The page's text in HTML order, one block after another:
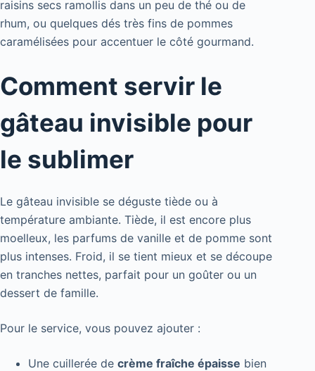
raisins secs ramollis dans un peu de thé ou de
rhum, ou quelques dés très fins de pommes
caramélisées pour accentuer le côté gourmand.
Comment servir le
gâteau invisible pour
le sublimer
Le gâteau invisible se déguste tiède ou à
température ambiante. Tiède, il est encore plus
moelleux, les parfums de vanille et de pomme sont
plus intenses. Froid, il se tient mieux et se découpe
en tranches nettes, parfait pour un goûter ou un
dessert de famille.
Pour le service, vous pouvez ajouter :
Une cuillerée de crème fraîche épaisse bien